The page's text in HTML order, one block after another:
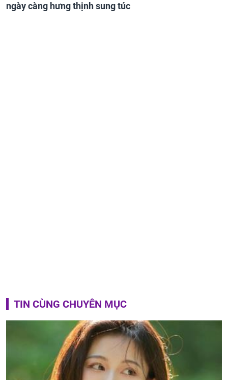
ngày càng hưng thịnh sung túc
TIN CÙNG CHUYÊN MỤC